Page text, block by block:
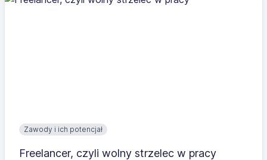
Zawody i ich potencjał
Freelancer, czyli wolny strzelec w pracy